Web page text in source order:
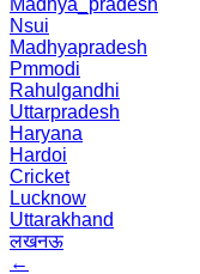
Madhya_pradesh
Nsui
Madhyapradesh
Pmmodi
Rahulgandhi
Uttarpradesh
Haryana
Hardoi
Cricket
Lucknow
Uttarakhand
लखनऊ
←